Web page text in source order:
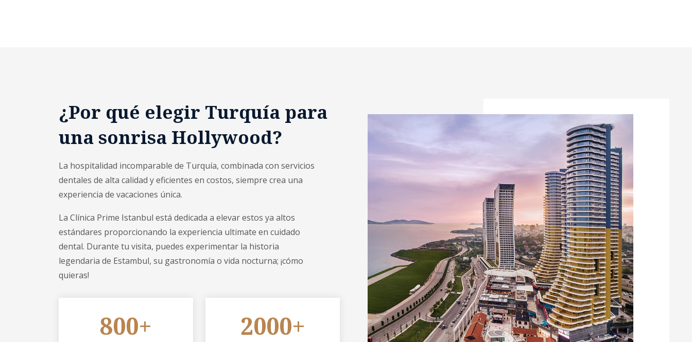
¿Por qué elegir Turquía para
una sonrisa Hollywood?
La hospitalidad incomparable de Turquía, combinada con servicios
dentales de alta calidad y eficientes en costos, siempre crea una
experiencia de vacaciones única.
La Clínica Prime Istanbul está dedicada a elevar estos ya altos
estándares proporcionando la experiencia ultimate en cuidado
dental. Durante tu visita, puedes experimentar la historia
legendaria de Estambul, su gastronomía o vida nocturna; ¡cómo
quieras!
800+ 2000+